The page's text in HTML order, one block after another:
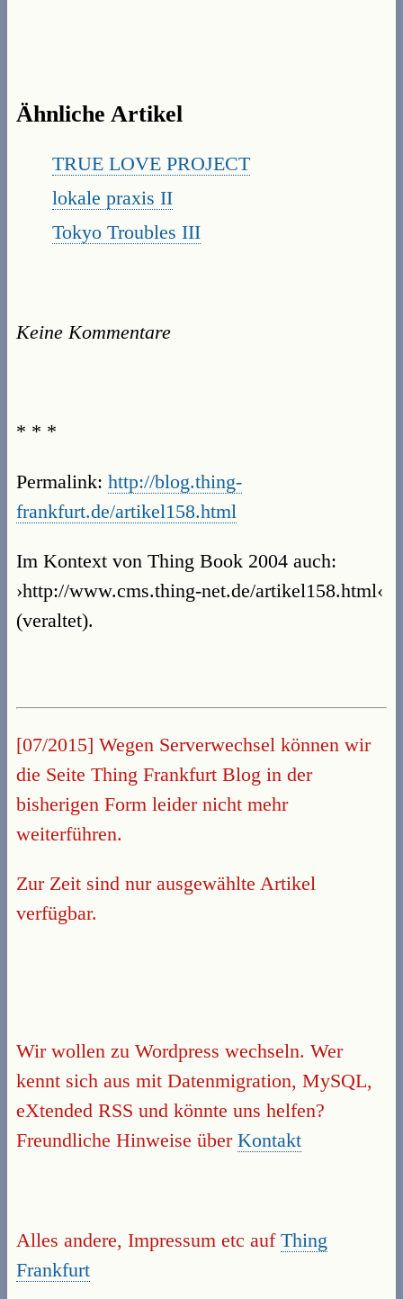
Ähnliche Artikel
TRUE LOVE PROJECT
lokale praxis II
Tokyo Troubles III
Keine Kommentare
* * *
Permalink: http://blog.thing-
frankfurt.de/artikel158.html
Im Kontext von Thing Book 2004 auch:
›http://www.cms.thing-net.de/artikel158.html‹
(veraltet).
[07/2015] Wegen Serverwechsel können wir
die Seite Thing Frankfurt Blog in der
bisherigen Form leider nicht mehr
weiterführen.
Zur Zeit sind nur ausgewählte Artikel
verfügbar.
Wir wollen zu Wordpress wechseln. Wer
kennt sich aus mit Datenmigration, MySQL,
eXtended RSS und könnte uns helfen?
Freundliche Hinweise über Kontakt
Alles andere, Impressum etc auf Thing
Frankfurt